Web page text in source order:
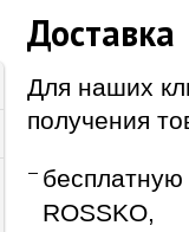
Доставка
Для наших
получения
бесплатную
ROSSKO,